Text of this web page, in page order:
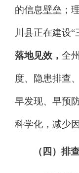
的信息壁垒；
川县正在建设“
落地见效， 全
度、隐患排查
早发现、早预
科学化， 减少
（四）排